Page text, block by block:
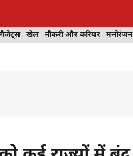
गैजेट्स खेल नौकरी और करियर मनोरंजन